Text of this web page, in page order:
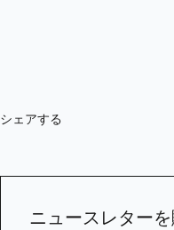
シェアする
ニュースレター